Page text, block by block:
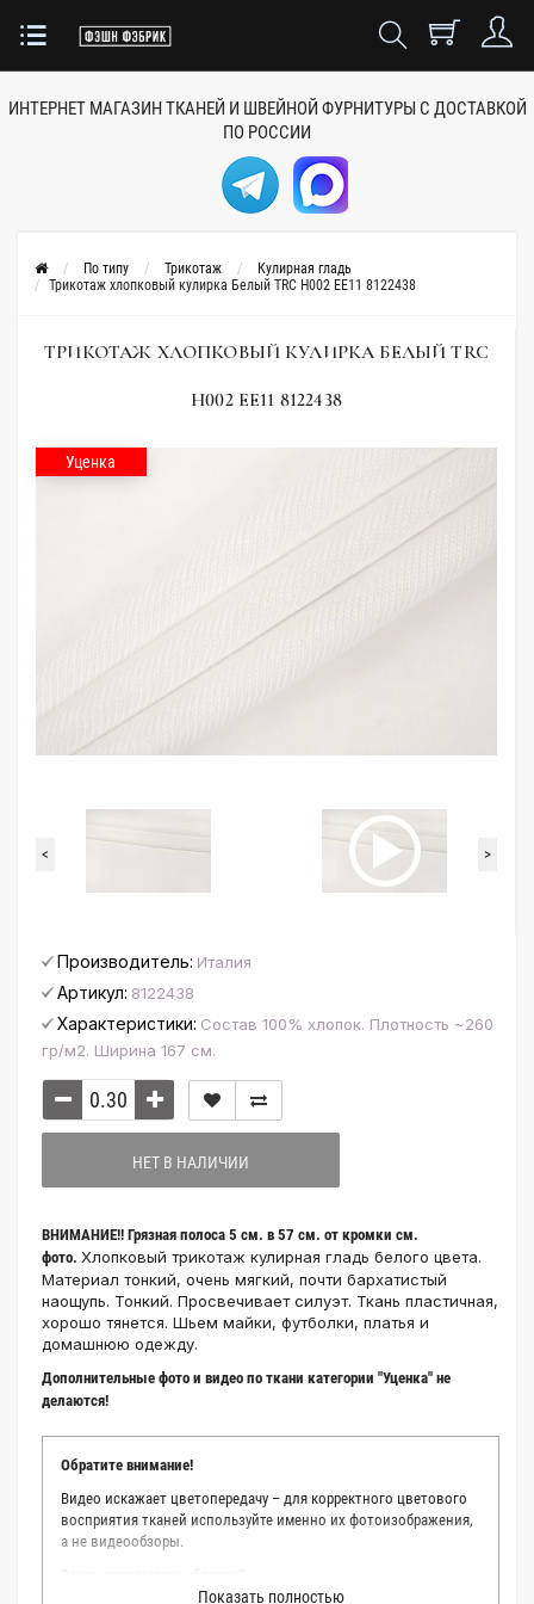
ИНТЕРНЕТ МАГАЗИН ТКАНЕЙ И ШВЕЙНОЙ ФУРНИТУРЫ С ДОСТАВКОЙ
ПО РОССИИ
По типу Трикотаж
Кулирная гладь
Трикотаж хлопковый кулирка Белый TRC H002 EE11 8122438
ТРИКОТАЖ ХЛОПКОВЫЙ КУЛИРКА БЕЛЫЙ TRC
H002 EE11 8122438
Уценка
< >
Производитель: Италия
Артикул: 8122438
Характеристики: Состав 100% хлопок. Плотность ~260
гр/м2. Ширина 167 см.
НЕТ В НАЛИЧИИ
ВНИМАНИЕ!! Грязная полоса 5 см. в 57 см. от кромки см.
фото. Хлопковый трикотаж кулирная гладь белого цвета.
Материал тонкий, очень мягкий, почти бархатистый
наощупь. Тонкий. Просвечивает силуэт. Ткань пластичная,
хорошо тянется. Шьем майки, футболки, платья и
домашнюю одежду.
Дополнительные фото и видео по ткани категории "Уценка" не
делаются!
Обратите внимание!
Видео искажает цветопередачу – для корректного цветового
восприятия тканей используйте именно их фотоизображения,
а не видеообзоры.
Показать полностью